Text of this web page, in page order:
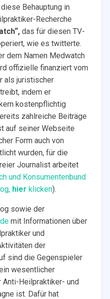
Behauptung in
Recherche
das für diesen TV-
wie es twitterte.
dem Namen Medwatch
offizielle finanziert vom
als juristischer
indem er
kostenpflichtig
zahlreiche Beiträge
auf seiner Webseite
Form auch von
wurden, für die
Journalist arbeitet
und Konsumentenbund
hier klicken).
sowie der
mit Informationen über
und
der
sind die Gegenspieler
wesentlicher
Heilpraktiker- und
ist. Dafür hat